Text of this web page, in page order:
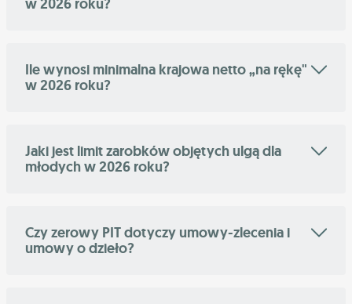
w 2026 roku?
Ile wynosi minimalna krajowa netto „na rękę"
w 2026 roku?
Jaki jest limit zarobków objętych ulgą dla
młodych w 2026 roku?
Czy zerowy PIT dotyczy umowy-zlecenia i
umowy o dzieło?